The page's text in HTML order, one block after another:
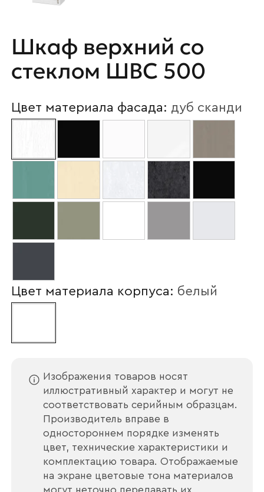
Шкаф верхний со
стеклом ШВС 500
Цвет материала фасада: дуб сканди
Цвет материала корпуса: белый
Изображения товаров носят
иллюстративный характер и могут не
соответствовать серийным образцам.
Производитель вправе в
одностороннем порядке изменять
цвет, технические характеристики и
комплектацию товара. Отображаемые
на экране цветовые тона материалов
могут неточно передавать их
Наименование организации
Ваш email